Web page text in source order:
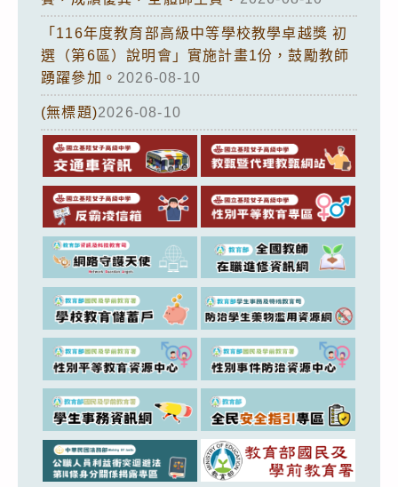
「116年度教育部高級中等學校教學卓越獎 初
選（第6區）說明會」實施計畫1份，鼓勵教師
踴躍參加。 2026-08-10
(無標題)2026-08-10